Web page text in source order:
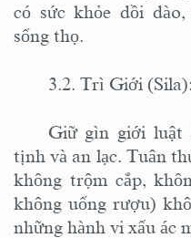
có sức khỏe dồi
sống thọ.
3.2. Trì Giới
Giữ gìn giới luật
tịnh và an lạc. Tuân
không trộm cắp,
không uống rượu)
những hành vi xấu ác